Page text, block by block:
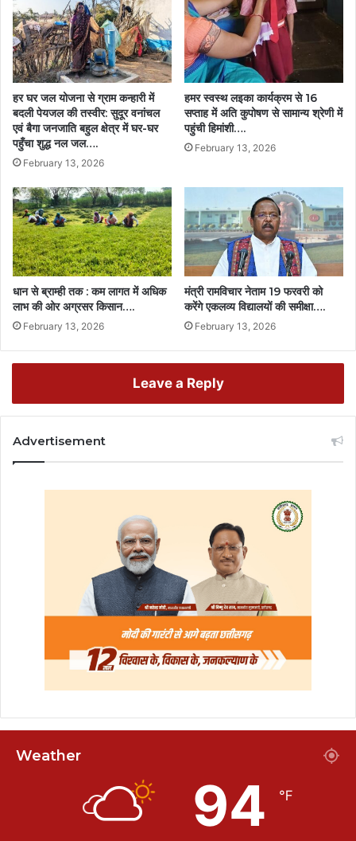
पहल
राज्य
और..
हर घर जल योजना से ग्राम कन्हारी में
बदली पेयजल की तस्वीर: सुदूर वनांचल
एवं बैगा जनजाति बहुल क्षेत्र में घर-घर
पहुँचा शुद्ध नल जल….
February 13, 2026
हमर स्वस्थ लइका कार्यक्रम से 16
सप्ताह में अति कुपोषण से सामान्य श्रेणी में
पहुंची हिमांशी….
February 13, 2026
धान से ब्राम्ही तक : कम लागत में अधिक
लाभ की ओर अग्रसर किसान….
February 13, 2026
मंत्री रामविचार नेताम 19 फरवरी को
करेंगे एकलव्य विद्यालयों की समीक्षा….
February 13, 2026
Leave a Reply
Advertisement
Weather
94 ℉